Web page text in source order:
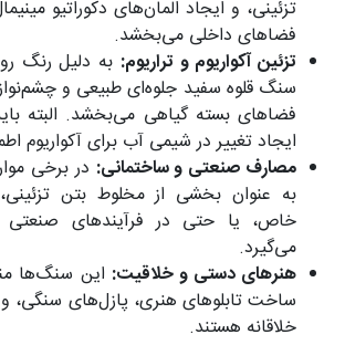
تزئینی، و ایجاد المان‌های دکوراتیو
فضاهای داخلی می‌بخشد.
تزئین آکواریوم و تراریوم: به دلیل رنگ
سنگ قلوه سفید جلوه‌ای طبیعی و
فضاهای بسته گیاهی می‌بخشد. البته
ایجاد تغییر در شیمی آب برای آکواریوم
مصارف صنعتی و ساختمانی: در برخی
به عنوان بخشی از مخلوط بتن
خاص، یا حتی در فرآیندهای صنعتی
می‌گیرد.
هنرهای دستی و خلاقیت: این سنگ‌ها
ساخت تابلوهای هنری، پازل‌های سنگی،
خلاقانه هستند.